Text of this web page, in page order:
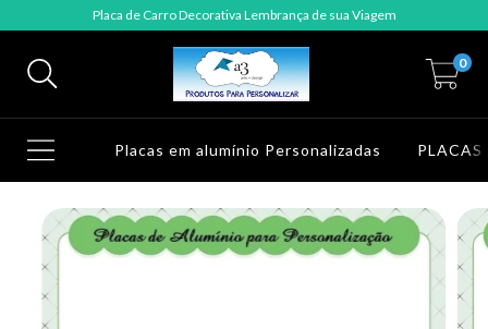
Placa de Carro Decorativa Lembrança de sua Viagem
0
Placas em alumínio Personalizadas PLACAS